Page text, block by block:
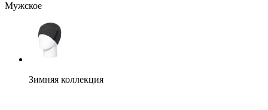
Мужское
Зимняя коллекция